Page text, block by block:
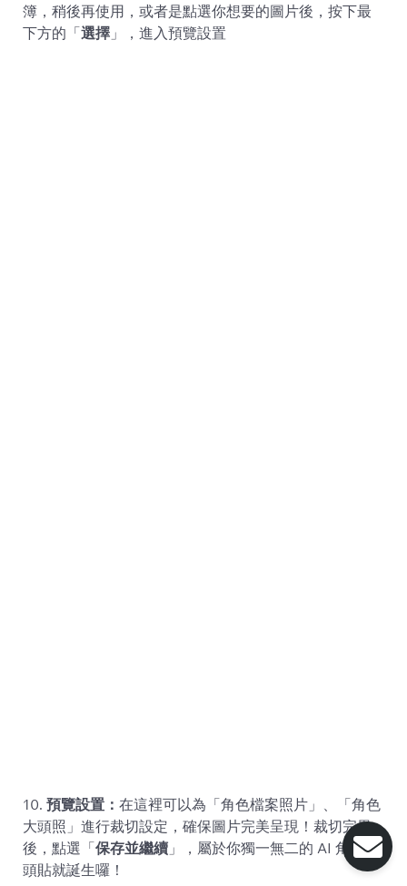
簿，稍後再使用，或者是點選你想要的圖片後，按下最
下方的「選擇」，進入預覽設置
10. 預覽設置： 在這裡可以為「角色檔案照片」、「角色
大頭照」進行裁切設定，確保圖片完美呈現！裁切完畢
後，點選「保存並繼續」，屬於你獨一無二的 AI 角色大
頭貼就誕生囉！